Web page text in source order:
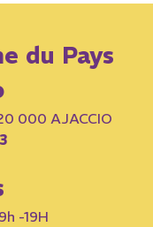
du Pays
000 AJACCIO
-19H